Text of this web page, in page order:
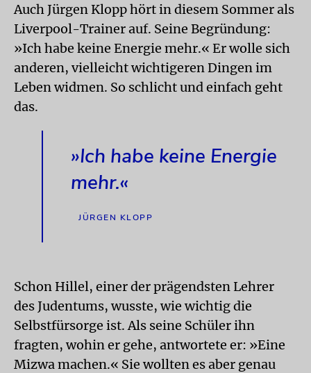
Auch Jürgen Klopp hört in diesem Sommer als
Liverpool-Trainer auf. Seine Begründung:
»Ich habe keine Energie mehr.« Er wolle sich
anderen, vielleicht wichtigeren Dingen im
Leben widmen. So schlicht und einfach geht
das.
»Ich habe keine Energie
mehr.«
JÜRGEN KLOPP
Schon Hillel, einer der prägendsten Lehrer
des Judentums, wusste, wie wichtig die
Selbstfürsorge ist. Als seine Schüler ihn
fragten, wohin er gehe, antwortete er: »Eine
Mizwa machen.« Sie wollten es aber genau